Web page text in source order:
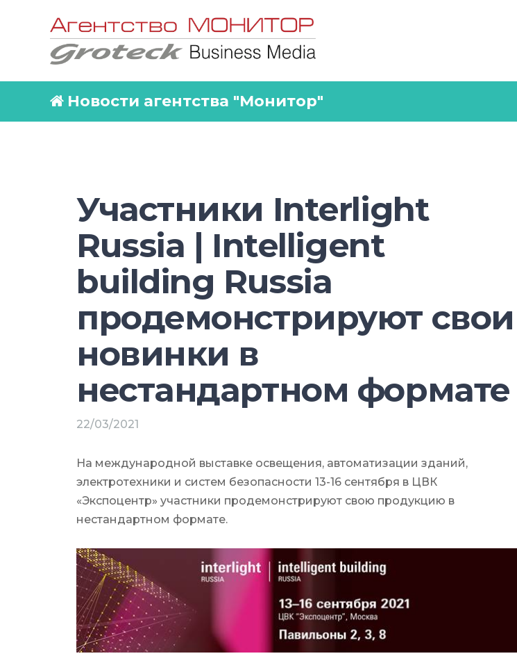
Новости агентства "Монитор"
Участники Interlight
Russia | Intelligent
building Russia
продемонстрируют свои
новинки в
нестандартном формате
22/03/2021
На международной выставке освещения, автоматизации зданий,
электротехники и систем безопасности 13-16 сентября в ЦВК
«Экспоцентр» участники продемонстрируют свою продукцию в
нестандартном формате.